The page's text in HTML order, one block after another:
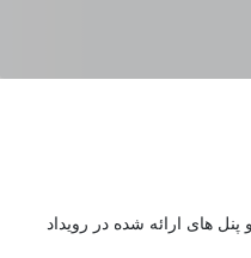
های ارائه شده در رویداد